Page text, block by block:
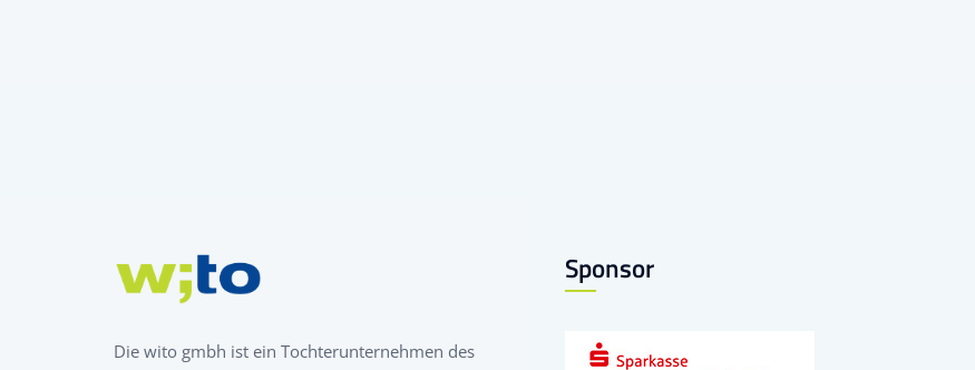
Die wito gmbh ist ein Tochterunternehmen des
Sponsor